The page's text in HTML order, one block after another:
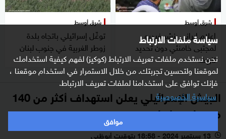
سياسة ملفات الارتباط
نحن نستخدم ملفات تعريف الارتباط (كوكيز) لفهم كيفية استخدامك
لموقعنا ولتحسين تجربتك. من خلال الاستمرار في استخدام موقعنا ،
فإنك توافق على استخدامنا لملفات تعريف الارتباط.
سياسية الخصوصية
موافق
شرق أوسط
إعلام إيراني ينشر فيديو
لمجتبى خامنئي دون تحديد
تاريخه
شرق أوسط
توغّل إسرائيلي باتجاه بلدة
زوطر الغربية في جنوب لبنان
الجيش الإسرائيلي يعلن استهداف أكثر من 140
موقعا في لبنان
l 13 سبتمبر 2024 - 18:58 بتوقيت أبوظبي